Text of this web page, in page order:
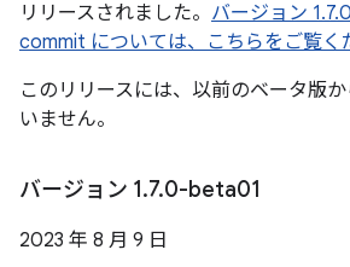
リリースされました。 バージョン
commit については、こちらをご覧く
このリリースには、以前のベータ版
いません。
バージョン 1.7.0-beta01
2023 年 8 月 9 日